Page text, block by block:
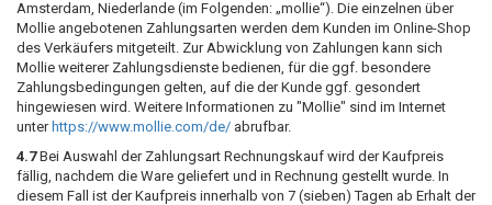
Amsterdam, Niederlande (im Folgenden: „mollie“). Die einzelnen über
Mollie angebotenen Zahlungsarten werden dem Kunden im Online-Shop
des Verkäufers mitgeteilt. Zur Abwicklung von Zahlungen kann sich
Mollie weiterer Zahlungsdienste bedienen, für die ggf. besondere
Zahlungsbedingungen gelten, auf die der Kunde ggf. gesondert
hingewiesen wird. Weitere Informationen zu "Mollie" sind im Internet
unter https://www.mollie.com/de/ abrufbar.
4.7Bei Auswahl der Zahlungsart Rechnungskauf wird der Kaufpreis
fällig, nachdem die Ware geliefert und in Rechnung gestellt wurde. In
diesem Fall ist der Kaufpreis innerhalb von 7 (sieben) Tagen ab Erhalt der